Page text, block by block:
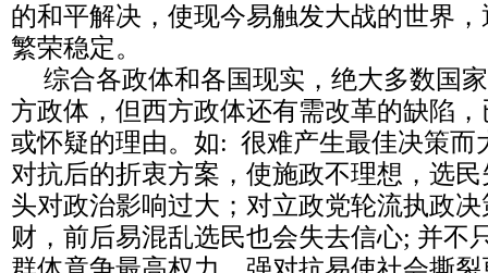
的和平解决，使现今易触发大战的世界
繁荣稳定。
综合各政体和各国现实，绝大多数国
方政体，但西方政体还有需改革的缺陷
或怀疑的理由。如: 很难产生最佳决策而
对抗后的折衷方案，使施政不理想，选
头对政治影响过大；对立政党轮流执政
财，前后易混乱选民也会失去信心; 并不